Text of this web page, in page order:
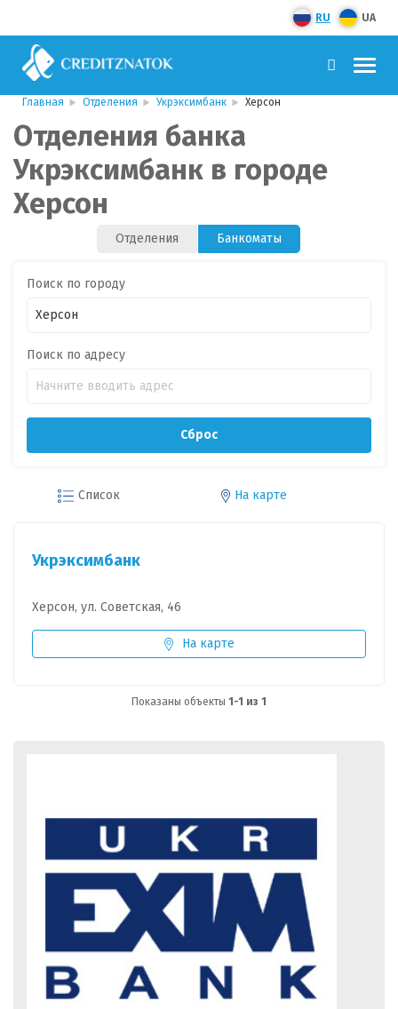
RU UA
Главная Отделения Укрэксимбанк Херсон
Отделения банка
Укрэксимбанк в городе
Херсон
Отделения Банкоматы
Поиск по городу
Поиск по адресу
Сброс
Список На карте
Укрэксимбанк
Херсон, ул. Советская, 46
На карте
Показаны объекты 1-1 из 1